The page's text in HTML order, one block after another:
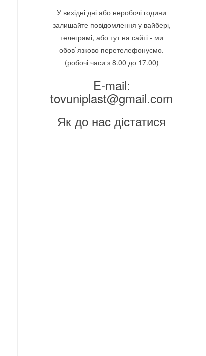
У вихідні дні або неробочі години
залишайте повідомлення у вайбері,
телеграмі, або тут на сайті - ми
обов`язково перетелефонуємо.
(робочі часи з 8.00 до 17.00)
E-mail:
tovuniplast@gmail.com
Як до нас дістатися